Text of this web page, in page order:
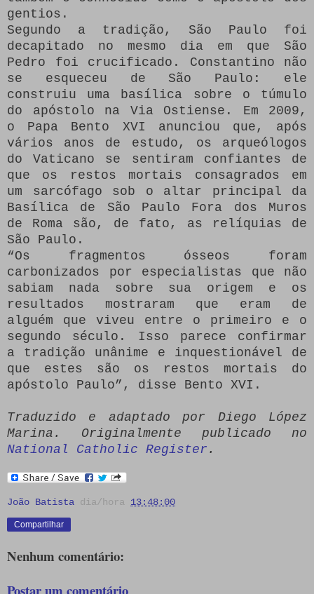
gentios.
Segundo a tradição, São Paulo foi
decapitado no mesmo dia em que São
Pedro foi crucificado.
Constantino não
se esqueceu de São Paulo: ele
construiu uma basílica sobre o túmulo
do apóstolo na Via Ostiense.
Em 2009,
o Papa Bento XVI anunciou que, após
vários anos de estudo, os arqueólogos
do Vaticano se sentiram confiantes de
que os restos mortais consagrados em
um sarcófago sob o altar principal da
Basílica de São Paulo Fora dos Muros
de Roma são, de fato, as relíquias de
São Paulo.
“Os fragmentos ósseos foram
carbonizados por especialistas que não
sabiam nada sobre sua origem e os
resultados mostraram que eram de
alguém que viveu entre o primeiro e o
segundo século.
Isso parece confirmar
a tradição unânime e inquestionável de
que estes são os restos mortais do
apóstolo Paulo”, disse Bento XVI.
Traduzido e adaptado por Diego López
Marina.
Originalmente publicado no
National Catholic Register .
João Batista dia/hora 13:48:00
Compartilhar
Nenhum comentário:
Postar um comentário